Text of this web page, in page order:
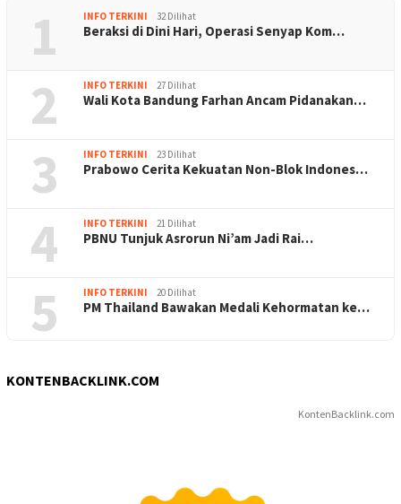
1 INFO TERKINI 32 Dilihat
Beraksi di Dini Hari, Operasi Senyap Kom…
2 INFO TERKINI 27 Dilihat
Wali Kota Bandung Farhan Ancam Pidanakan…
3 INFO TERKINI 23 Dilihat
Prabowo Cerita Kekuatan Non-Blok Indones…
4 INFO TERKINI 21 Dilihat
PBNU Tunjuk Asrorun Ni’am Jadi Rai…
5 INFO TERKINI 20 Dilihat
PM Thailand Bawakan Medali Kehormatan ke…
KONTENBACKLINK.COM
KontenBacklink.com